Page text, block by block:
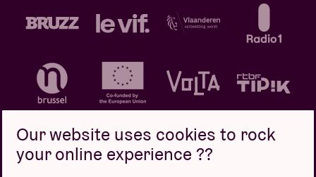
Our website uses cookies to rock
your online experience ??